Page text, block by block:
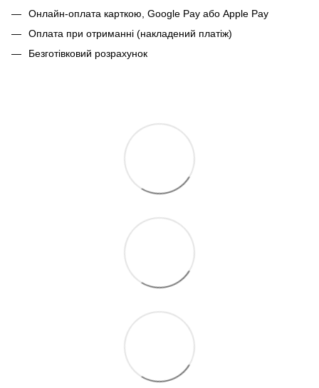
Онлайн-оплата карткою, Google Pay або Apple Pay
Оплата при отриманні (накладений платіж)
Безготівковий розрахунок